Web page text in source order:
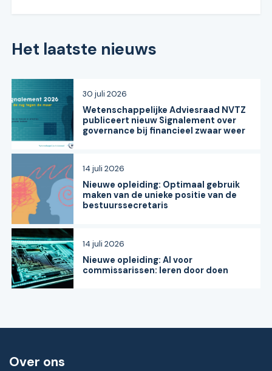
Het laatste nieuws
Wetenschappelijke Adviesraad NVTZ
publiceert nieuw Signalement over
governance bij financieel zwaar weer
30 juli 2026
Nieuwe opleiding: Optimaal gebruik
maken van de unieke positie van de
bestuurssecretaris
14 juli 2026
Nieuwe opleiding: AI voor
commissarissen: leren door doen
14 juli 2026
Over ons